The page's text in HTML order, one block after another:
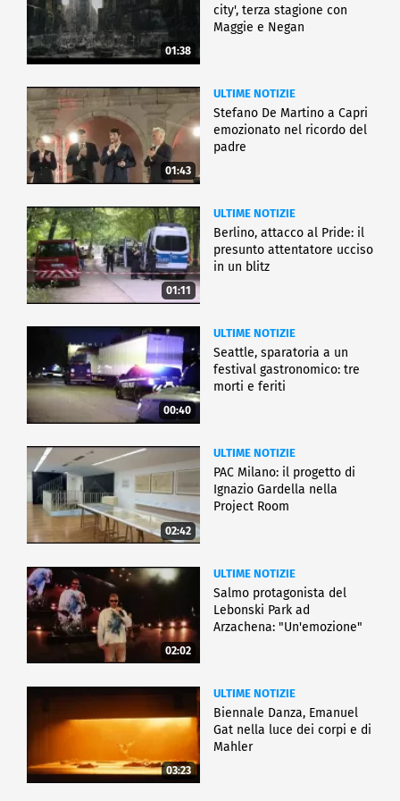
01:38
city', terza stagione con
Maggie e Negan
01:43
ULTIME NOTIZIE
Stefano De Martino a Capri
emozionato nel ricordo del
padre
01:11
ULTIME NOTIZIE
Berlino, attacco al Pride: il
presunto attentatore ucciso
in un blitz
00:40
ULTIME NOTIZIE
Seattle, sparatoria a un
festival gastronomico: tre
morti e feriti
02:42
ULTIME NOTIZIE
PAC Milano: il progetto di
Ignazio Gardella nella
Project Room
02:02
ULTIME NOTIZIE
Salmo protagonista del
Lebonski Park ad
Arzachena: "Un'emozione"
03:23
ULTIME NOTIZIE
Biennale Danza, Emanuel
Gat nella luce dei corpi e di
Mahler